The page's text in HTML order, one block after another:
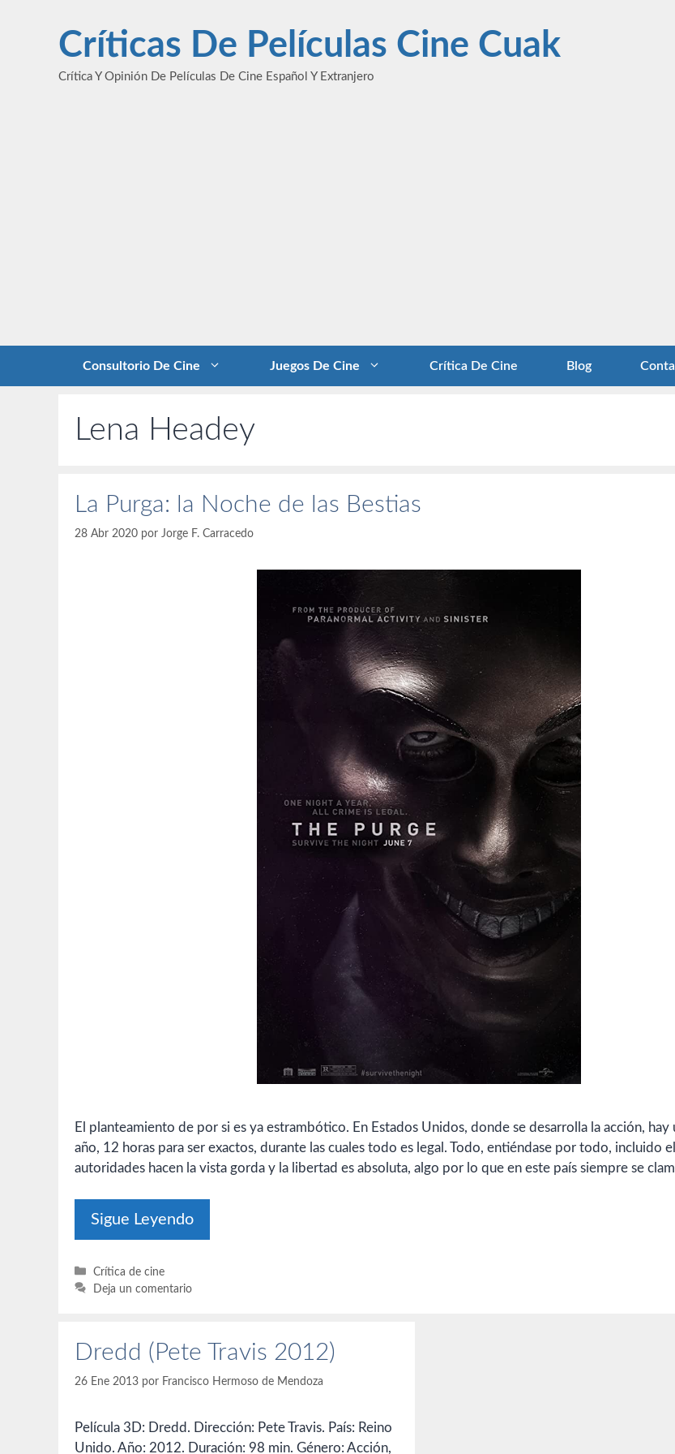
contenidoCríticas De Películas Cine Cuak
Crítica Y Opinión De Películas De Cine Español Y Extranjero
Consultorio De Cine Juegos De Cine Crítica De Cine Blog
Lena Headey
La Purga: la Noche de las Bestias
28 Abr 2020 por Jorge F. Carracedo
El planteamiento de por si es ya estrambótico. En Estados Unidos, donde se desarrolla la acción, hay
año, 12 horas para ser exactos, durante las cuales todo es legal. Todo, entiéndase por todo, incluido
autoridades hacen la vista gorda y la libertad es absoluta, algo por lo que en este país siempre se
Sigue Leyendo
Categorías
Crítica de cine
Deja un comentario
Dredd (Pete Travis 2012)
26 Ene 2013 por Francisco Hermoso de Mendoza
Película 3D: Dredd. Dirección: Pete Travis. País: Reino
Unido. Año: 2012. Duración: 98 min. Género: Acción,